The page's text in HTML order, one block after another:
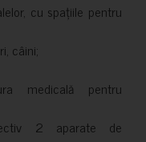
cu spațiile pentru
câini;
medicală pentru
2 aparate de